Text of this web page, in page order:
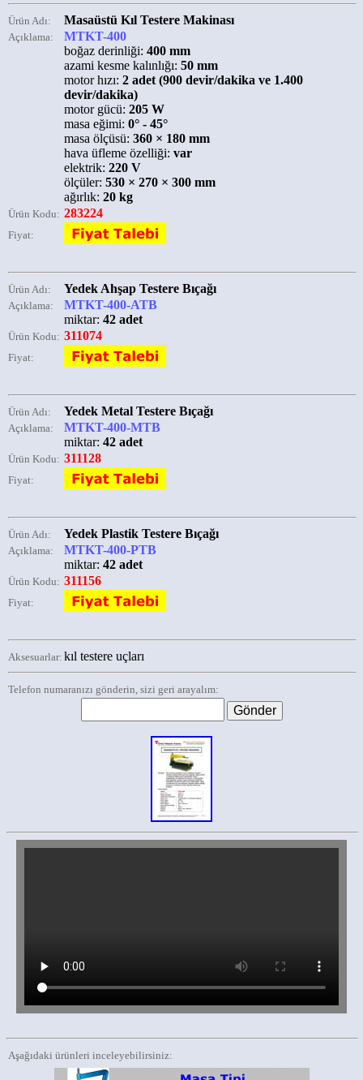
Ürün Adı: Masaüstü Kıl Testere Makinası
Açıklama:
MTKT-400
boğaz derinliği: 400 mm
azami kesme kalınlığı: 50 mm
motor hızı: 2 adet (900 devir/dakika ve 1.400
devir/dakika)
motor gücü: 205 W
masa eğimi: 0° - 45°
masa ölçüsü: 360 × 180 mm
hava üfleme özelliği: var
elektrik: 220 V
ölçüler: 530 × 270 × 300 mm
ağırlık: 20 kg
Ürün Kodu: 283224
Fiyat:
Ürün Adı: Yedek Ahşap Testere Bıçağı
Açıklama:
MTKT-400-ATB
miktar: 42 adet
Ürün Kodu: 311074
Fiyat:
Ürün Adı: Yedek Metal Testere Bıçağı
Açıklama:
MTKT-400-MTB
miktar: 42 adet
Ürün Kodu: 311128
Fiyat:
Ürün Adı: Yedek Plastik Testere Bıçağı
Açıklama:
MTKT-400-PTB
miktar: 42 adet
Ürün Kodu: 311156
Fiyat:
Aksesuarlar: kıl testere uçları
Telefon numaranızı gönderin, sizi geri arayalım:
Aşağıdaki ürünleri inceleyebilirsiniz: